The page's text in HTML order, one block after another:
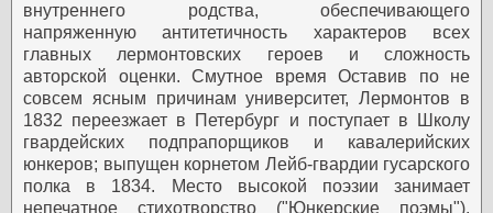
внутреннего родства, обеспечивающего
напряженную антитетичность характеров всех
главных лермонтовских героев и сложность
авторской оценки.
Смутное время
Оставив по не
совсем ясным причинам университет, Лермонтов в
1832 переезжает в Петербург и поступает в Школу
гвардейских подпрапорщиков и кавалерийских
юнкеров; выпущен корнетом Лейб-гвардии гусарского
полка в 1834. Место высокой поэзии занимает
непечатное стихотворство ("Юнкерские поэмы"),